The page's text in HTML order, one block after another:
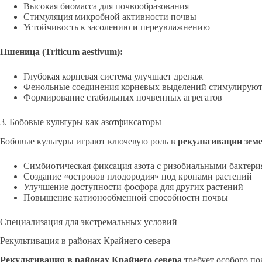
Высокая биомасса для почвообразования
Стимуляция микробной активности почвы
Устойчивость к засолению и переувлажнению
Пшеница (Triticum aestivum):
Глубокая корневая система улучшает дренаж
Фенольные соединения корневых выделений
Формирование стабильных почвенных агрегатов
3. Бобовые культуры как азотфиксаторы
Бобовые культуры играют ключевую роль в рекультивации
Симбиотическая фиксация азота с ризобиальными
Создание «островов плодородия» под кронами растений
Улучшение доступности фосфора для других растений
Повышение катионообменной способности почвы
Специализация для экстремальных условий
Рекультивация в районах Крайнего севера